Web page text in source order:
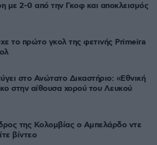
με 2-0 από την Γκοφ και αποκλεισμός
το πρώτο γκολ της φετινής Primeira
στο Ανώτατο Δικαστήριο: «Εθνική
στην αίθουσα χορού του Λευκού
της Κολομβίας ο Αμπελάρδο ντε
βίντεο